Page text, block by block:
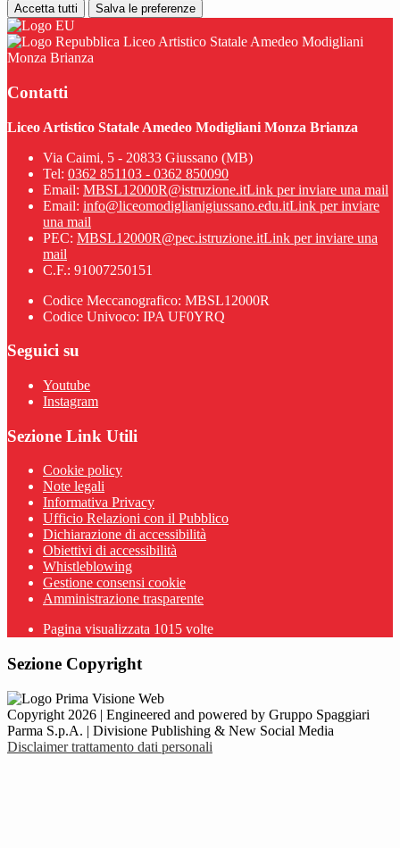
Accetta tutti Salva le preferenze
Liceo Artistico Statale Amedeo Modigliani
Monza Brianza
Contatti
Liceo Artistico Statale Amedeo Modigliani Monza Brianza
Via Caimi, 5 - 20833 Giussano (MB)
Tel: 0362 851103 - 0362 850090
Email: MBSL12000R@istruzione.itLink per inviare una mail
Email: info@liceomodiglianigiussano.edu.itLink per inviare
una mail
PEC: MBSL12000R@pec.istruzione.itLink per inviare una
mail
C.F.: 91007250151
Codice Meccanografico: MBSL12000R
Codice Univoco: IPA UF0YRQ
Seguici su
Youtube
Instagram
Sezione Link Utili
Cookie policy
Note legali
Informativa Privacy
Ufficio Relazioni con il Pubblico
Dichiarazione di accessibilità
Obiettivi di accessibilità
Whistleblowing
Gestione consensi cookie
Amministrazione trasparente
Pagina visualizzata 1015 volte
Sezione Copyright
Copyright 2026 | Engineered and powered by Gruppo Spaggiari
Parma S.p.A. | Divisione Publishing & New Social Media
Disclaimer trattamento dati personali